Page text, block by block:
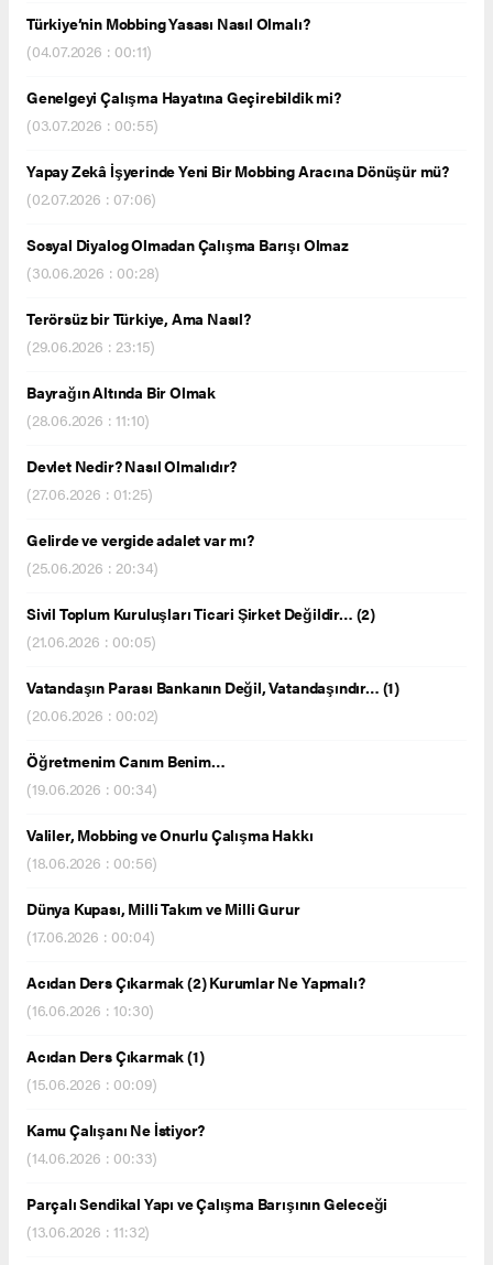
Türkiye’nin Mobbing Yasası Nasıl Olmalı?
(04.07.2026 : 00:11)
Genelgeyi Çalışma Hayatına Geçirebildik mi?
(03.07.2026 : 00:55)
Yapay Zekâ İşyerinde Yeni Bir Mobbing Aracına Dönüşür mü?
(02.07.2026 : 07:06)
Sosyal Diyalog Olmadan Çalışma Barışı Olmaz
(30.06.2026 : 00:28)
Terörsüz bir Türkiye, Ama Nasıl?
(29.06.2026 : 23:15)
Bayrağın Altında Bir Olmak
(28.06.2026 : 11:10)
Devlet Nedir? Nasıl Olmalıdır?
(27.06.2026 : 01:25)
Gelirde ve vergide adalet var mı?
(25.06.2026 : 20:34)
Sivil Toplum Kuruluşları Ticari Şirket Değildir… (2)
(21.06.2026 : 00:05)
Vatandaşın Parası Bankanın Değil, Vatandaşındır… (1)
(20.06.2026 : 00:02)
Öğretmenim Canım Benim…
(19.06.2026 : 00:34)
Valiler, Mobbing ve Onurlu Çalışma Hakkı
(18.06.2026 : 00:56)
Dünya Kupası, Milli Takım ve Milli Gurur
(17.06.2026 : 00:04)
Acıdan Ders Çıkarmak (2) Kurumlar Ne Yapmalı?
(16.06.2026 : 10:30)
Acıdan Ders Çıkarmak (1)
(15.06.2026 : 00:09)
Kamu Çalışanı Ne İstiyor?
(14.06.2026 : 00:33)
Parçalı Sendikal Yapı ve Çalışma Barışının Geleceği
(13.06.2026 : 11:32)